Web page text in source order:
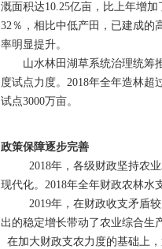
溉面积达10.25亿亩，比上年增
32％，相比中低产田，已建成的
率明显提升。
山水林田湖草系统治理统筹推
度试点力度。2018年全年造林超
试点3000万亩。
政策保障逐步完善
2018年，各级财政坚持农业
现代化。2018年全年财政农林水
2019年，在财政收支矛盾较为
出的稳定增长带动了农业综合生
在加大财政支农力度的基础上